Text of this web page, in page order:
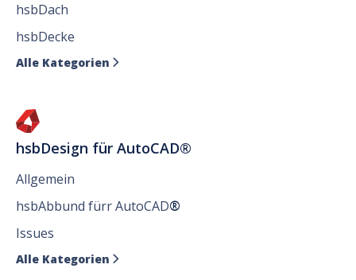
hsbDach
hsbDecke
Alle Kategorien 
hsbDesign für AutoCAD®
Allgemein
hsbAbbund fürr AutoCAD®
Issues
Alle Kategorien 